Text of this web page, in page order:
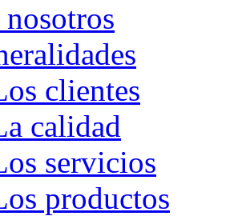
nosotros
clientes
calidad
servicios
productos